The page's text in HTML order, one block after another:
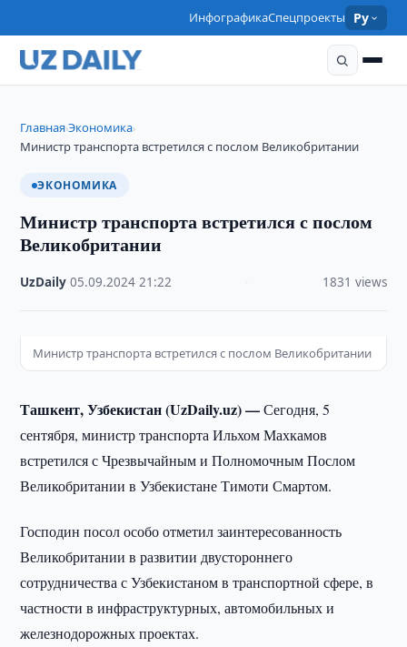
ИнфографикаСпецпроекты Ру
Главная›Экономика›
Министр транспорта встретился с послом Великобритании
ЭКОНОМИКА
Министр транспорта встретился с послом
Великобритании
UzDaily ·05.09.2024 ·21:22 1831 views
Министр транспорта встретился с послом Великобритании
Ташкент, Узбекистан (UzDaily.uz) —Сегодня, 5
сентября, министр транспорта Ильхом Махкамов
встретился с Чрезвычайным и Полномочным Послом
Великобритании в Узбекистане Тимоти Смартом.
Господин посол особо отметил заинтересованность
Великобритании в развитии двустороннего
сотрудничества с Узбекистаном в транспортной сфере, в
частности в инфраструктурных, автомобильных и
железнодорожных проектах.